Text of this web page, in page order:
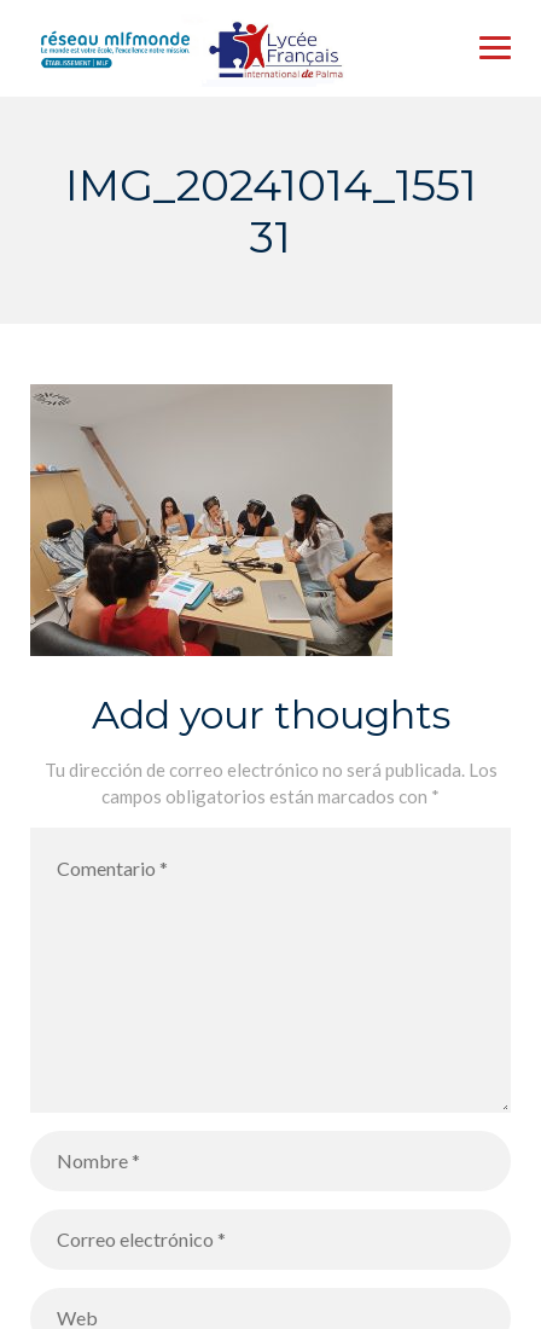
content
IMG_20241014_1551
31
Add your thoughts
Tu dirección de correo electrónico no será publicada. Los
campos obligatorios están marcados con *